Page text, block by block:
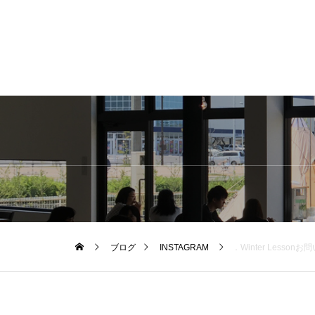
ブログ INSTAGRAM ．Winter Lessonお問い合わせあ